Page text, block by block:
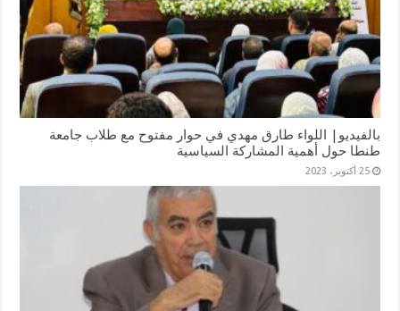
بالفيديو| اللواء طارق مهدي في حوار مفتوح مع طلاب جامعة
طنطا حول أهمية المشاركة السياسية
25 أكتوبر، 2023